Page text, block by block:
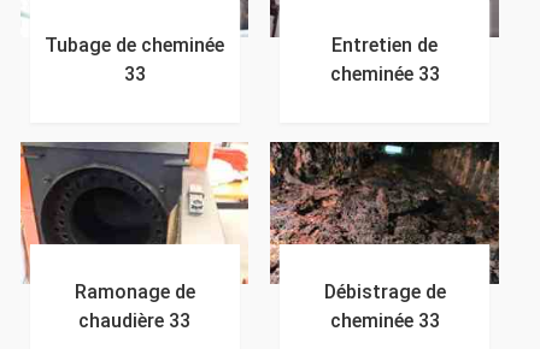
Tubage de cheminée
33
Entretien de
cheminée 33
Ramonage de
chaudière 33
Débistrage de
cheminée 33